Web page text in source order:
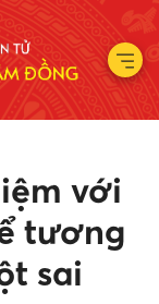
với
tương
sai